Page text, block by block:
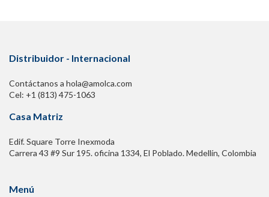
Distribuidor - Internacional
Contáctanos a hola@amolca.com
Cel: +1 (813) 475-1063
Casa Matriz
Edif. Square Torre Inexmoda
Carrera 43 #9 Sur 195. oficina 1334, El Poblado. Medellín, Colombia
Menú